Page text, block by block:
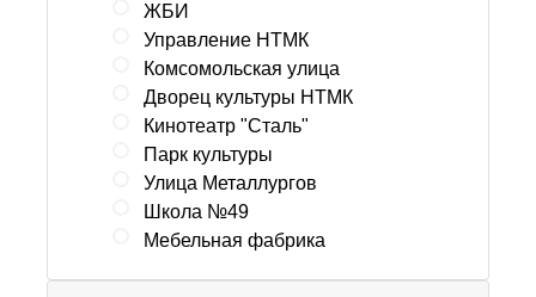
ЖБИ
Управление НТМК
Комсомольская улица
Дворец культуры НТМК
Кинотеатр "Сталь"
Парк культуры
Улица Металлургов
Школа №49
Мебельная фабрика